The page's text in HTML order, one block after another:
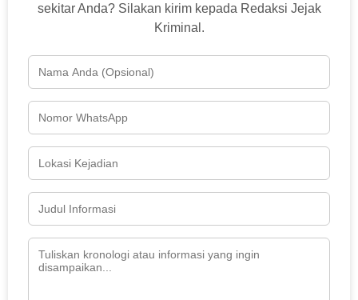
sekitar Anda? Silakan kirim kepada Redaksi Jejak
Kriminal.